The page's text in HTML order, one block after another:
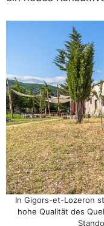
In Gigors-et-Lozeron
hohe Qualität des